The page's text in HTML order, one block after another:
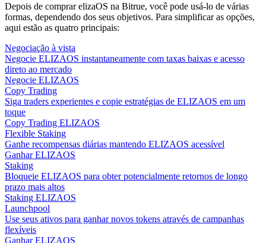
Depois de comprar elizaOS na Bitrue, você pode usá-lo de várias
formas, dependendo dos seus objetivos. Para simplificar as opções,
aqui estão as quatro principais:
Negociação à vista
Negocie ELIZAOS instantaneamente com taxas baixas e acesso
direto ao mercado
Negocie ELIZAOS
Copy Trading
Siga traders experientes e copie estratégias de ELIZAOS em um
toque
Copy Trading ELIZAOS
Flexible Staking
Ganhe recompensas diárias mantendo ELIZAOS acessível
Ganhar ELIZAOS
Staking
Bloqueie ELIZAOS para obter potencialmente retornos de longo
prazo mais altos
Staking ELIZAOS
Launchpool
Use seus ativos para ganhar novos tokens através de campanhas
flexíveis
Ganhar ELIZAOS